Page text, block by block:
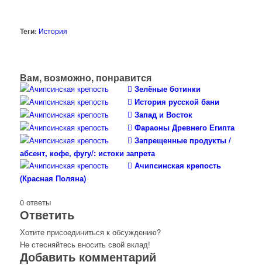
Теги: История
Вам, возможно, понравится
Зелёные ботинки
История русской бани
Запад и Восток
Фараоны Древнего Египта
Запрещенные продукты /
абсент, кофе, фугу/: истоки запрета
Ачипсинская крепость
(Красная Поляна)
0 ответы
Ответить
Хотите присоединиться к обсуждению?
Не стесняйтесь вносить свой вклад!
Добавить комментарий